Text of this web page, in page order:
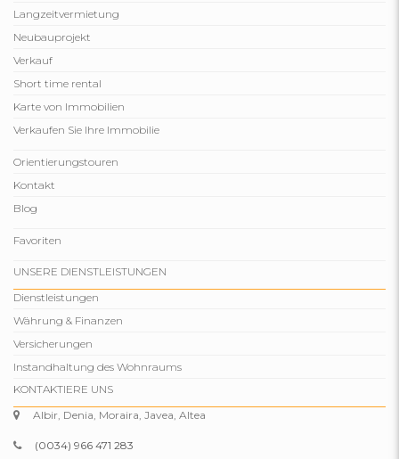
Langzeitvermietung
Neubauprojekt
Verkauf
Short time rental
Karte von Immobilien
Verkaufen Sie Ihre Immobilie
Orientierungstouren
Kontakt
Blog
Favoriten
UNSERE DIENSTLEISTUNGEN
Dienstleistungen
Währung & Finanzen
Versicherungen
Instandhaltung des Wohnraums
KONTAKTIERE UNS
Albir, Denia, Moraira, Javea, Altea
(0034) 966 471 283